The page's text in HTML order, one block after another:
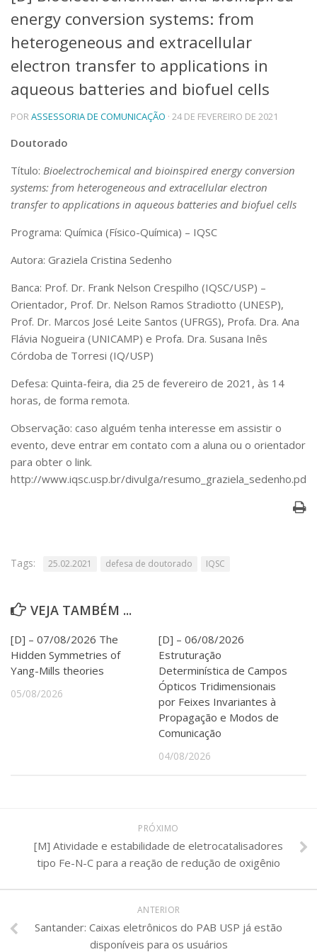
Telefones e Mapas
Pessoas
Ensino
Graduação
Pós-Graduação
Cursos de Extensão
Pesquisa e Inovação
Centros, Núcleos e Projetos em Rede
Pós-doutorado
Iniciação Científica
Empresas Juniores
Extensão à Comunidade
Artes, Cultura e Esportes
Museus e Espaços Interativos
Serviços
Bibliotecas
Apoio ao Estudante
RH, Administrativo e Financeiro
Outros serviços
Comunicação
Assessorias e Mídias
Aplicativos e Sites
Jornal da USP
energy conversion systems: from
heterogeneous and extracellular
electron transfer to applications in
aqueous batteries and biofuel cells
PORASSESSORIA DE COMUNICAÇÃO · 24 DE FEVEREIRO DE 2021
Doutorado
Título: Bioelectrochemical and bioinspired energy conversion
systems: from heterogeneous and extracellular electron
transfer to applications in aqueous batteries and biofuel cells
Programa: Química (Físico-Química) – IQSC
Autora: Graziela Cristina Sedenho
Banca: Prof. Dr. Frank Nelson Crespilho (IQSC/USP) –
Orientador, Prof. Dr. Nelson Ramos Stradiotto (UNESP),
Prof. Dr. Marcos José Leite Santos (UFRGS), Profa. Dra. Ana
Flávia Nogueira (UNICAMP) e Profa. Dra. Susana Inês
Córdoba de Torresi (IQ/USP)
Defesa: Quinta-feira, dia 25 de fevereiro de 2021, às 14
horas, de forma remota.
Observação: caso alguém tenha interesse em assistir o
evento, deve entrar em contato com a aluna ou o orientador
para obter o link.
http://www.iqsc.usp.br/divulga/resumo_graziela_sedenho.pdf
Tags: 25.02.2021 defesa de doutorado IQSC
VEJA TAMBÉM ...
[D] – 07/08/2026 The
Hidden Symmetries of
Yang-Mills theories
05/08/2026
[D] – 06/08/2026
Estruturação
Determinística de Campos
Ópticos Tridimensionais
por Feixes Invariantes à
Propagação e Modos de
Comunicação
04/08/2026
PRÓXIMO
[M] Atividade e estabilidade de eletrocatalisadores
tipo Fe-N-C para a reação de redução de oxigênio
ANTERIOR
Santander: Caixas eletrônicos do PAB USP já estão
disponíveis para os usuários